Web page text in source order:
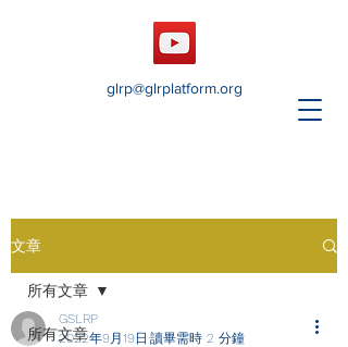
glrp@glrplatform.org
文章
所有文章
所有文章
GSLRP
2022年9月19日 讀畢需時 2 分鐘